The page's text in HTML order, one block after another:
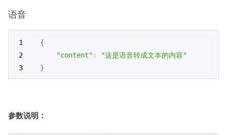
语音
{
"content" :
"这是语音转成文本的内容"
}
参数说明：